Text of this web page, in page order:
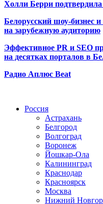
Холли Берри
Белорусский шоу-бизнес
на зарубежную аудиторию
Эффективное PR и SEO
на десятках порталов в
Радио Аплюс Beat
Россия
Астрахань
Белгород
Волгоград
Воронеж
Йошкар-Ола
Калининград
Краснодар
Красноярск
Москва
Нижний